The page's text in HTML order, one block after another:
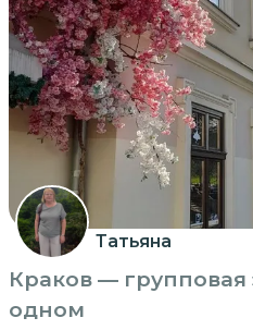
Татьяна
Краков — групповая
одном